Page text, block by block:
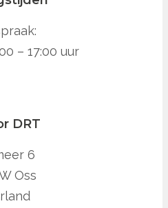
– 17:00 uur
DRT
6
Oss